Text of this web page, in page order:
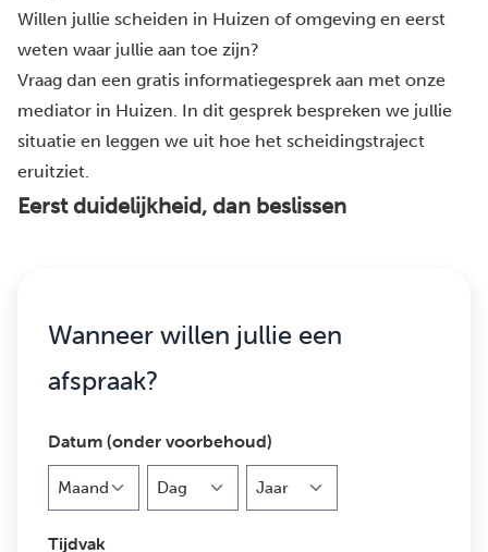
Willen jullie scheiden in Huizen of omgeving en eerst
weten waar jullie aan toe zijn?
Vraag dan een gratis informatiegesprek aan met onze
mediator in Huizen. In dit gesprek bespreken we jullie
situatie en leggen we uit hoe het scheidingstraject
eruitziet.
Eerst duidelijkheid, dan beslissen
Wanneer willen jullie een
afspraak?
Datum (onder voorbehoud)
Tijdvak